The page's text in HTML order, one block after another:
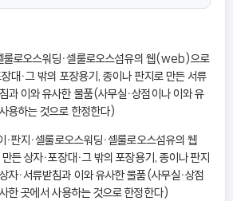
룰로오스워딩ㆍ셀룰로오스섬유의 웹(web)으로
장대ㆍ그 밖의 포장용기, 종이나 판지로 만든 서류
과 이와 유사한 물품(사무실ㆍ상점이나 이와 유
용하는 것으로 한정한다)
판지ㆍ셀룰로오스워딩ㆍ셀룰로오스섬유의 웹
상자ㆍ포장대ㆍ그 밖의 포장용기, 종이나 판지
자ㆍ서류받침과 이와 유사한 물품(사무실ㆍ상점
한 곳에서 사용하는 것으로 한정한다)